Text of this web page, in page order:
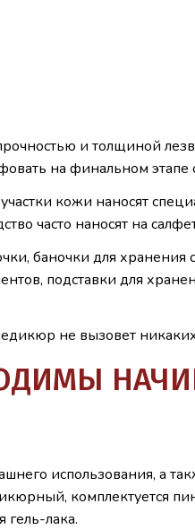
и толщиной
на финальном этапе
кожи наносят
часто наносят на
баночки для хранения
подставки для
не вызовет
использования, а
комплектуется
гель-лака.